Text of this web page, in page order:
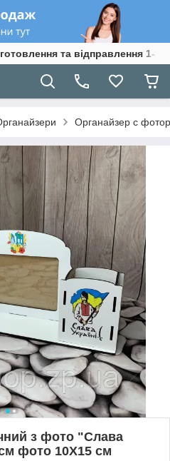
та відправлення 1-3
Органайзер с
з фото "Слава
см фото 10Х15 см